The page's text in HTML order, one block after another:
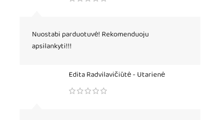
Nuostabi parduotuvė! Rekomenduoju
apsilankyti!!!
Edita Radvilavičiūtė - Utarienė